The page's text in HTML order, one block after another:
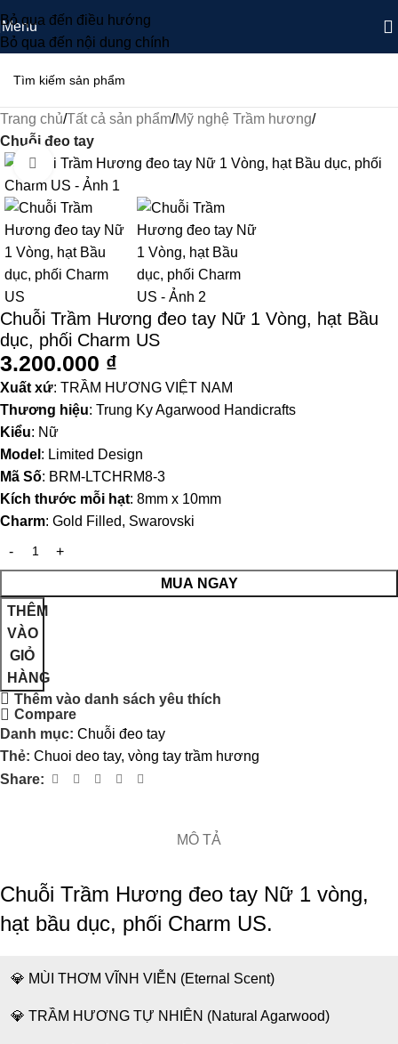
Bỏ qua đến điều hướng
Bỏ qua đến nội dung chính
Menu
Trang chủ Tất cả sản phẩm Mỹ nghệ Trầm hương
Chuỗi đeo tay
Nhấp để phóng to
Chuỗi Trầm Hương đeo tay Nữ 1 Vòng, hạt Bầu
dục, phối Charm US
3.200.000 ₫
Xuất xứ: TRẦM HƯƠNG VIỆT NAM
Thương hiệu: Trung Ky Agarwood Handicrafts
Kiểu: Nữ
Model : Limited Design
Mã Số: BRM-LTCHRM8-3
Kích thước mỗi hạt: 8mm x 10mm
Charm: Gold Filled, Swarovski
THÊM
VÀO
GIỎ
HÀNG
MUA NGAY
Thêm vào danh sách yêu thích
Compare
Danh mục: Chuỗi đeo tay
Thẻ: Chuoi deo tay, vòng tay trầm hương
Share:
MÔ TẢ
Chuỗi Trầm Hương đeo tay Nữ 1 vòng,
hạt bầu dục, phối Charm US.
💎 MÙI THƠM VĨNH VIỄN (Eternal Scent)
💎 TRẦM HƯƠNG TỰ NHIÊN (Natural Agarwood)